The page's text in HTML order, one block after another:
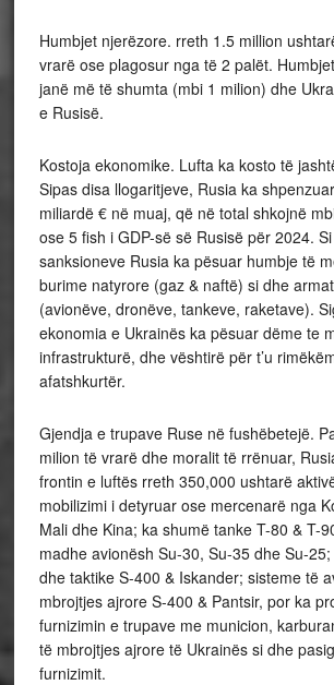
Humbjet njerëzore. rreth 1.5 million
vrarë ose plagosur nga të 2 palët.
janë më të shumta (mbi 1 milion) dhe
e Rusisë.
Kostoja ekonomike. Lufta ka kosto të
Sipas disa llogaritjeve, Rusia ka
miliardë € në muaj, që në total shkojnë
ose 5 fish i GDP-së së Rusisë për 2024.
sanksioneve Rusia ka pësuar humbje të
burime natyrore (gaz & naftë) si dhe
(avionëve, dronëve, tankeve, raketave).
ekonomia e Ukrainës ka pësuar dëme te
infrastrukturë, dhe vështirë për t’u
afatshkurtër.
Gjendja e trupave Ruse në fushëbetejë.
milion të vrarë dhe moralit të rrënuar,
frontin e luftës rreth 350,000 ushtarë
mobilizimi i detyruar ose mercenarë nga
Mali dhe Kina; ka shumë tanke T-80 & T-
madhe avionësh Su-30, Su-35 dhe Su-
dhe taktike S-400 & Iskander; sisteme të
mbrojtjes ajrore S-400 & Pantsir, por ka
furnizimin e trupave me municion,
të mbrojtjes ajrore të Ukrainës si dhe
furnizimit.